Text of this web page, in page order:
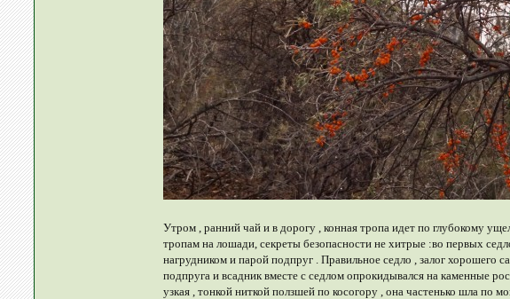
Утром , ранний чай и в дорогу , конная тропа идет по глубокому
тропам на лошади, секреты безопасности не хитрые :во первых
нагрудником и парой подпруг . Правильное седло , залог хорошего
подпруга и всадник вместе с седлом опрокидывался на каменные
узкая , тонкой ниткой ползшей по косогору , она частенько шла